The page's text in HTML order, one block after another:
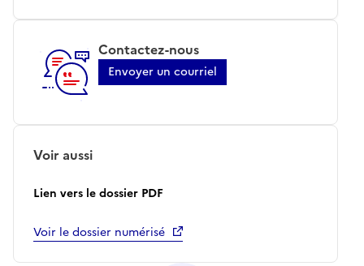
Contactez-nous
Envoyer un courriel
Voir aussi
Lien vers le dossier PDF
Voir le dossier numérisé